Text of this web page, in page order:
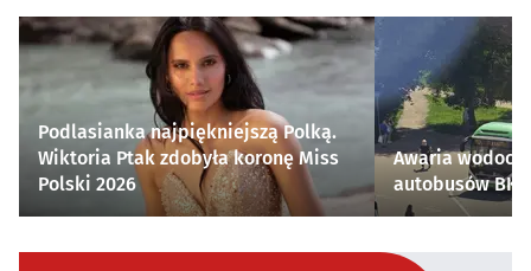
Podlasianka najpiękniejszą Polką.
Wiktoria Ptak zdobyła koronę Miss
Polski 2026
Awaria
autobusów